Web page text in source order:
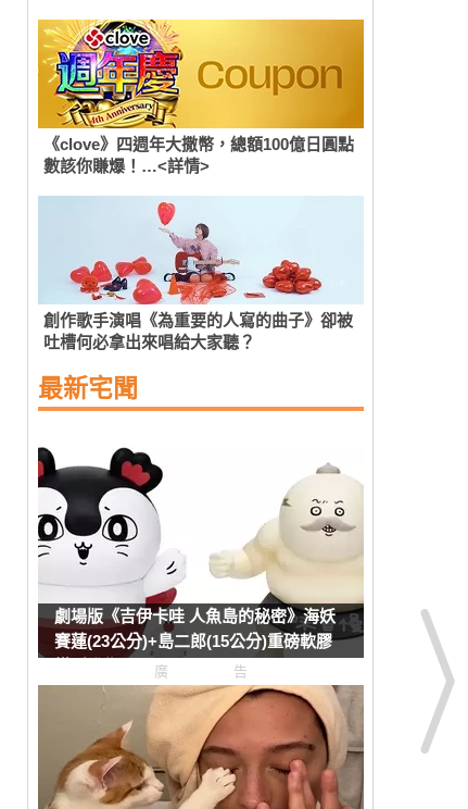
《clove》四週年大撒幣，總額100億日圓點
數該你賺爆！…<詳情>
創作歌手演唱《為重要的人寫的曲子》卻被
吐槽何必拿出來唱給大家聽？
最新宅聞
劇場版《吉伊卡哇 人魚島的秘密》海妖
賽蓮(23公分)+島二郎(15公分)重磅軟膠
廣告